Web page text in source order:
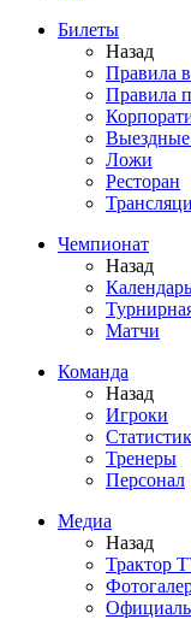
Билеты
Назад
Правила
Правила
Ложи
Ресторан
Чемпионат
Назад
Календарь
Матчи
Команда
Назад
Игроки
Тренеры
Персонал
Медиа
Назад
Трактор